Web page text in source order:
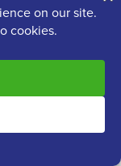
günstiger ist
für
Und das